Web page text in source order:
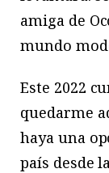
amiga de
mundo
Este 2022
quedarme
haya una
país desde